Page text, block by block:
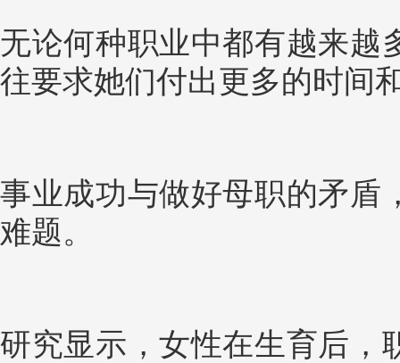
无论何种职业中都有越来越
往要求她们付出更多的时间
事业成功与做好母职的矛盾
难题。
研究显示，女性在生育后，